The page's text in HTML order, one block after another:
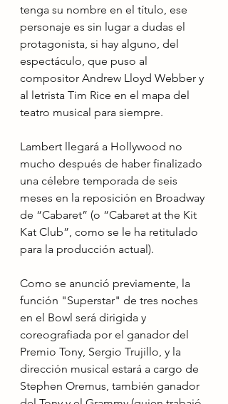
tenga su nombre en el título, ese
personaje es sin lugar a dudas el
protagonista, si hay alguno, del
espectáculo, que puso al
compositor Andrew Lloyd Webber y
al letrista Tim Rice en el mapa del
teatro musical para siempre.
Lambert llegará a Hollywood no
mucho después de haber finalizado
una célebre temporada de seis
meses en la reposición en Broadway
de “Cabaret” (o “Cabaret at the Kit
Kat Club”, como se le ha retitulado
para la producción actual).
Como se anunció previamente, la
función "Superstar" de tres noches
en el Bowl será dirigida y
coreografiada por el ganador del
Premio Tony, Sergio Trujillo, y la
dirección musical estará a cargo de
Stephen Oremus, también ganador